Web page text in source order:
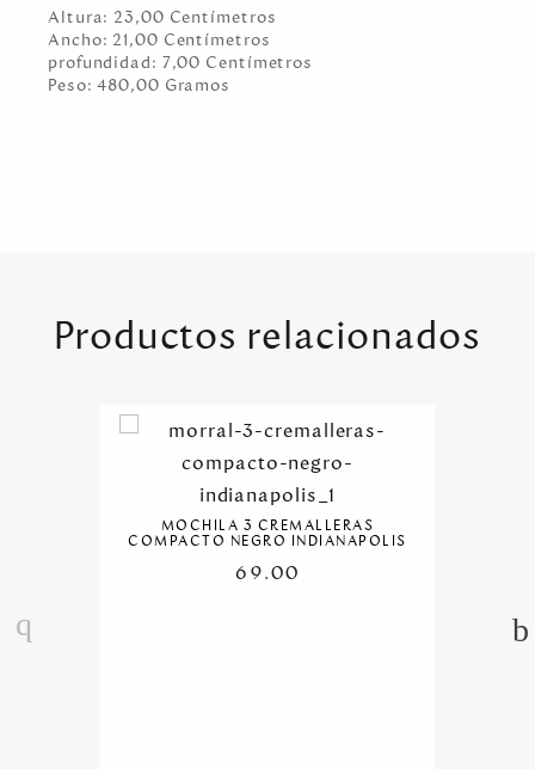
Altura: 23,00 Centímetros
Ancho: 21,00 Centímetros
profundidad: 7,00 Centímetros
Peso:480,00 Gramos
Productos relacionados
MOCHILA 3 CREMALLERAS
COMPACTO NEGRO INDIANAPOLIS
69.00